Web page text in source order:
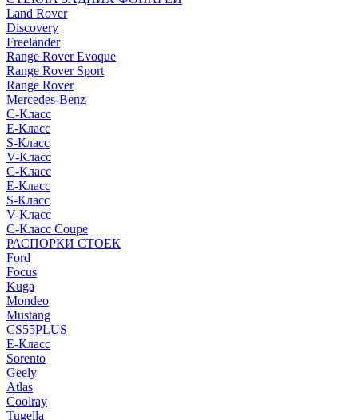
Land Rover
Discovery
Freelander
Range Rover Evoque
Range Rover Sport
Range Rover
Mercedes-Benz
C-Класс
E-Класс
S-Класс
V-Класс
C-Класс
E-Класс
S-Класс
V-Класс
C-Класс Coupe
РАСПОРКИ СТОЕК
Ford
Focus
Kuga
Mondeo
Mustang
CS55PLUS
E-Класс
Sorento
Geely
Atlas
Coolray
Tugella